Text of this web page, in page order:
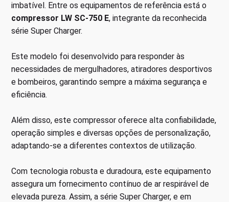
imbatível. Entre os equipamentos de referência está o
compressor LW SC-750 E, integrante da reconhecida
série Super Charger.
Este modelo foi desenvolvido para responder às
necessidades de mergulhadores, atiradores desportivos
e bombeiros, garantindo sempre a máxima segurança e
eficiência.
Além disso, este compressor oferece alta confiabilidade,
operação simples e diversas opções de personalização,
adaptando-se a diferentes contextos de utilização.
Com tecnologia robusta e duradoura, este equipamento
assegura um fornecimento contínuo de ar respirável de
elevada pureza. Assim, a série Super Charger, e em